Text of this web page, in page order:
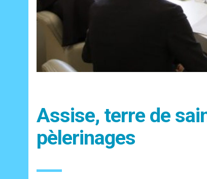
Assise, terre de
pèlerinages